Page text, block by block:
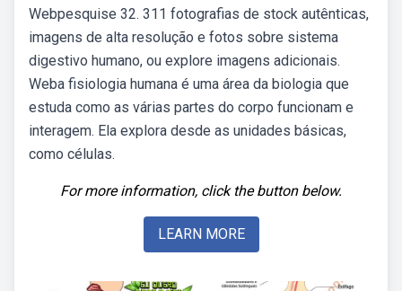
Webpesquise 32. 311 fotografias de stock autênticas,
imagens de alta resolução e fotos sobre sistema
digestivo humano, ou explore imagens adicionais.
Weba fisiologia humana é uma área da biologia que
estuda como as várias partes do corpo funcionam e
interagem. Ela explora desde as unidades básicas,
como células.
For more information, click the button below.
LEARN MORE